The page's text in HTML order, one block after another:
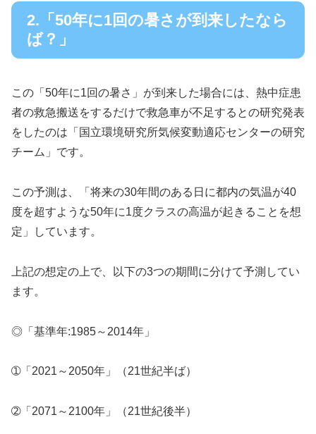
2.「50年に1回の暑さが到来したなら
ば？」
この「50年に1回の暑さ」が到来した場合には、熱中症患
者の救急搬送をするだけで救急車が不足するとの研究発表
をしたのは「国立環境研究所気候変動適応センターの研究
チーム」です。
この予測は、「将来の30年間のある日に都内の気温が40
度を超すような50年に1度クラスの高温が起きることを想
定」しています。
上記の想定の上で、以下の3つの期間に分けて予測してい
ます。
◎「基準年:1985～2014年」
➀「2021～2050年」（21世紀半ば）
➁「2071～2100年」（21世紀後半）